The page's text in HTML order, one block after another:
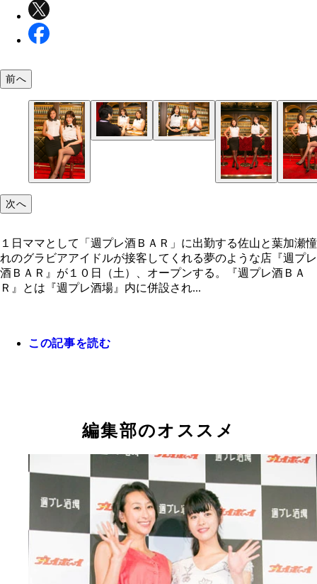
佐山も葉加瀬もお酒好き！ 初体験のアイドルと
前へ
次へ
１日ママとして「週プレ酒ＢＡＲ」に出勤する佐山と葉加瀬憧
れのグラビアアイドルが接客してくれる夢のような店『週プレ
酒ＢＡＲ』が１０日（土）、オープンする。『週プレ酒ＢＡ
Ｒ』とは『週プレ酒場』内に併設され...
この記事を読む
編集部のオススメ